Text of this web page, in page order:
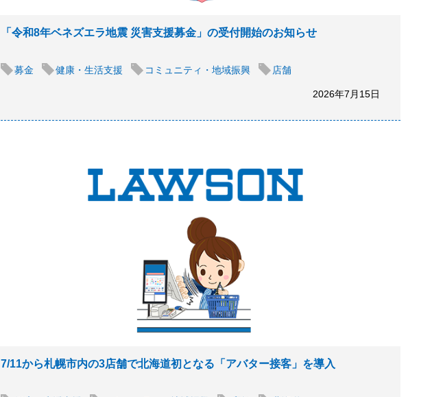
「令和8年ベネズエラ地震 災害支援募金」の受付開始のお知らせ
募金 健康・生活支援 コミュニティ・地域振興 店舗
2026年7月15日
7/11から札幌市内の3店舗で北海道初となる「アバター接客」を導入